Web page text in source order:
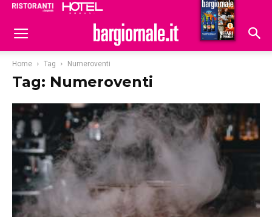
Hoteldomani
Home Tag Numeroventi
Tag: Numeroventi